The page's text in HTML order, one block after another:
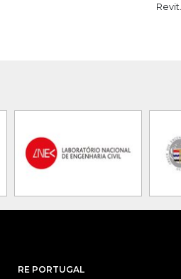
Revit.
RE PORTUGAL